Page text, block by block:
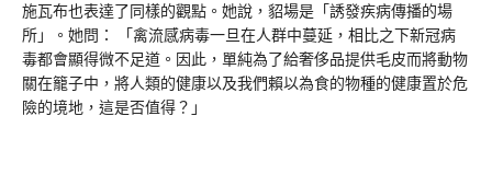
施瓦布也表達了同樣的觀點。她說，貂場是「誘發疾病傳播的場
所」。她問： 「禽流感病毒一旦在人群中蔓延，相比之下新冠病
毒都會顯得微不足道。因此，單純為了給奢侈品提供毛皮而將動物
關在籠子中，將人類的健康以及我們賴以為食的物種的健康置於危
險的境地，這是否值得？」